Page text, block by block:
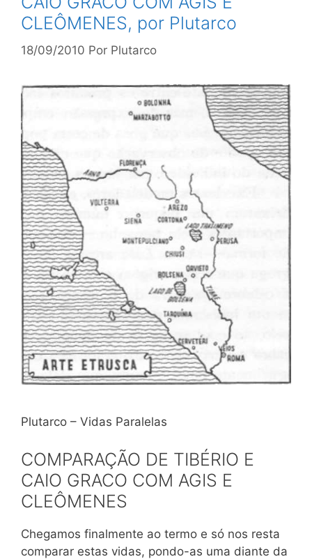
CLEÔMENES, por Plutarco
18/09/2010 Por Plutarco
Plutarco – Vidas Paralelas
COMPARAÇÃO DE TIBÉRIO E
CAIO GRACO COM AGIS E
CLEÔMENES
Chegamos finalmente ao termo e só nos resta
comparar estas vidas, pondo-as uma diante da